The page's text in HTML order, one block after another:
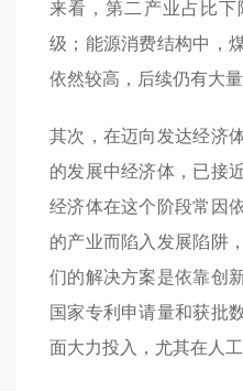
来看，第二产业占比
级；能源消费结构中，
依然较高，后续仍有大量
其次，在迈向发达经济
的发展中经济体，已接
经济体在这个阶段常因
的产业而陷入发展陷阱
们的解决方案是依靠创
国家专利申请量和获批
面大力投入，尤其在人